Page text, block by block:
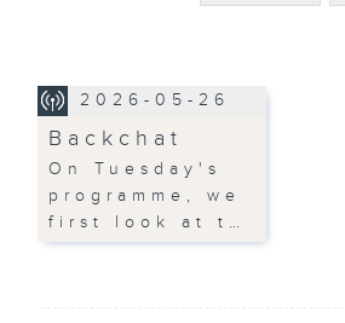
2026-05-26
Backchat
On Tuesday's
programme, we
first look at t…